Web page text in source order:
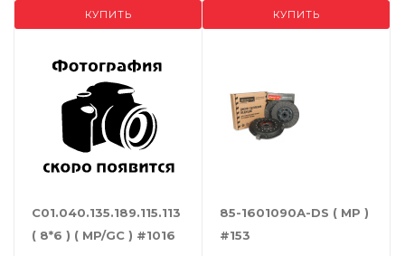
КУПИТЬ КУПИТЬ
С01.040.135.189.115.113
( 8*6 ) ( MP/GC ) #1016
85-1601090А-DS ( MP )
#153